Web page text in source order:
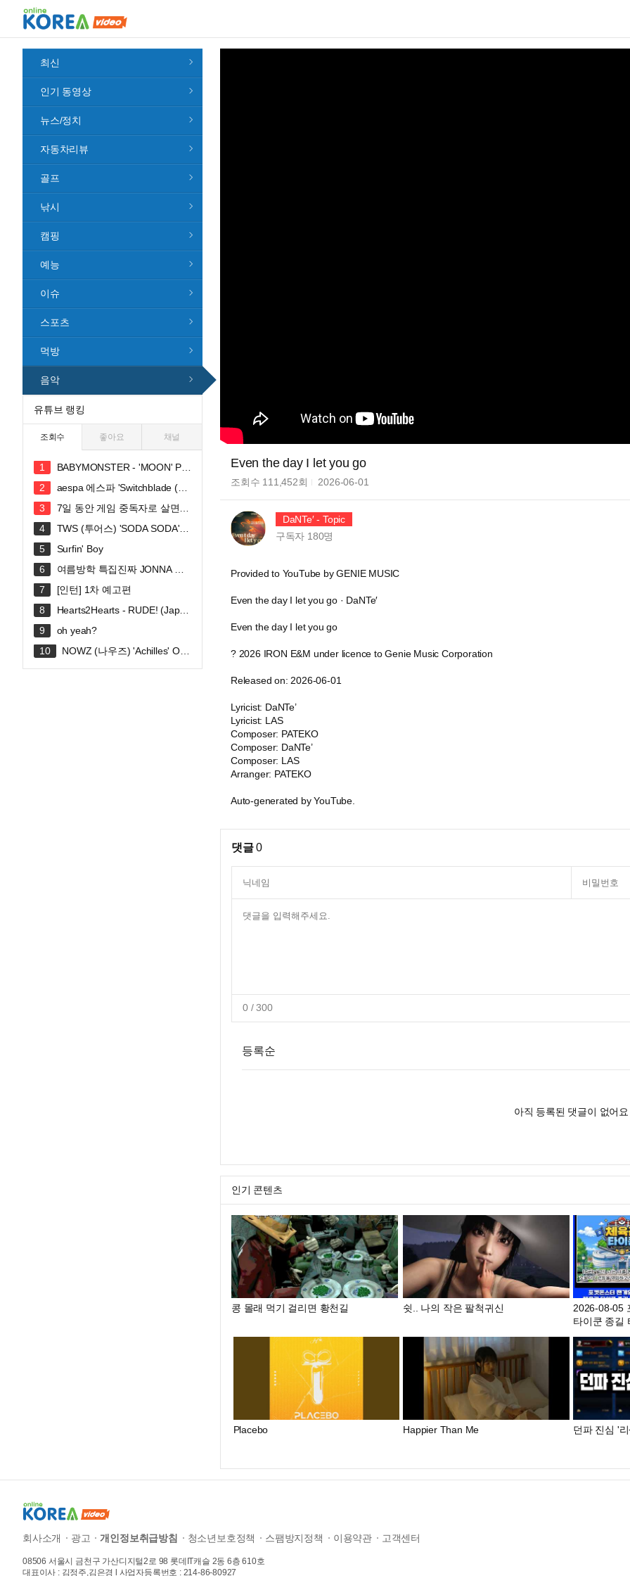
최신
인기 동영상
뉴스/정치
자동차리뷰
골프
낚시
캠핑
예능
이슈
스포츠
먹방
음악
유튜브 랭킹
조회수 좋아요 채널
BABYMONSTER - 'MOON' PE
RFORMANCE VIDEO
aespa 에스파 'Switchblade (Fe
at. Ty Dolla $ign)' MV
7일 동안 게임 중독자로 살면
생기는 일
TWS (투어스) 'SODA SODA' O
fficial MV
Surfin' Boy
여름방학 특집진짜 JONNA 웃
깁니다ㅠㅠㅠ 혜안져스 덕몽어스 완
전체 합방!
[인턴] 1차 예고편
Hearts2Hearts - RUDE! (Japan
ese Ver.) / THE FIRST TAKE
oh yeah?
NOWZ (나우즈) 'Achilles' Offi
Even the day I let you go
조회수 111,452회 2026-06-01
DaNTe′ - Topic
구독자 180명
Provided to YouTube by GENIE MUSIC
Even the day I let you go · DaNTe′
Even the day I let you go
? 2026 IRON E&M under licence to Genie Music Corporation
Released on: 2026-06-01
Lyricist: DaNTe’
Lyricist: LAS
Composer: PATEKO
Composer: DaNTe’
Composer: LAS
Arranger: PATEKO
Auto-generated by YouTube.
댓글0
0/ 300
등록순
아직 등록된 댓글이 없어요
인기 콘텐츠
콩 몰래 먹기 걸리면 황천길 쉿.. 나의 작은 팔척귀신
2026-08-05
타이쿤 종길
Placebo Happier Than Me 던파 진심 '
회사소개 광고 개인정보취급방침 청소년보호정책 스팸방지정책 이용약관 고객센터
08506 서울시 금천구 가산디지털2로 98 롯데IT캐슬 2동 6층 610호
대표이사 : 김정주,김은경 l 사업자등록번호 : 214-86-80927